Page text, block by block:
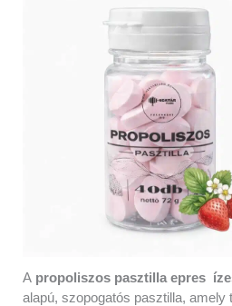
A propoliszos pasztilla epres
alapú, szopogatós pasztilla, amely